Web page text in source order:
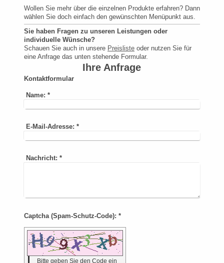
Wollen Sie mehr über die einzelnen Produkte erfahren? Dann
wählen Sie doch einfach den gewünschten Menüpunkt aus.
Sie haben Fragen zu unseren Leistungen oder
individuelle Wünsche?
Schauen Sie auch in unsere Preisliste oder nutzen Sie für
eine Anfrage das unten stehende Formular.
Ihre Anfrage
Kontaktformular
Name: *
E-Mail-Adresse: *
Nachricht: *
Captcha (Spam-Schutz-Code): *
Bitte geben Sie den Code ein